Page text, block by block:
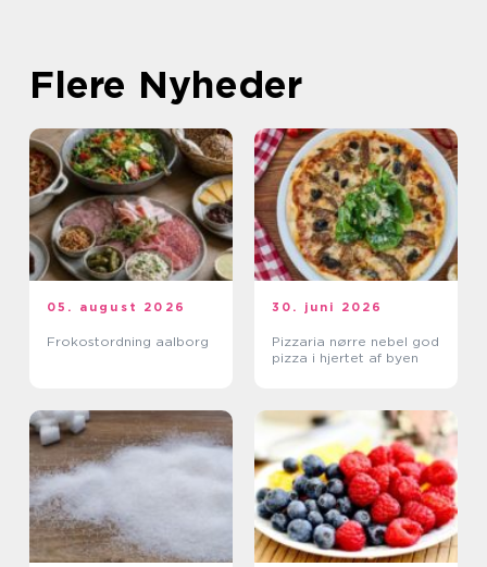
Flere Nyheder
05. august 2026
Frokostordning aalborg
30. juni 2026
Pizzaria nørre nebel god
pizza i hjertet af byen